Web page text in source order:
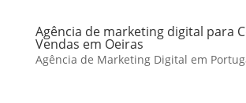
Agência de marketing digital para
Vendas em Oeiras
Agência de Marketing Digital em